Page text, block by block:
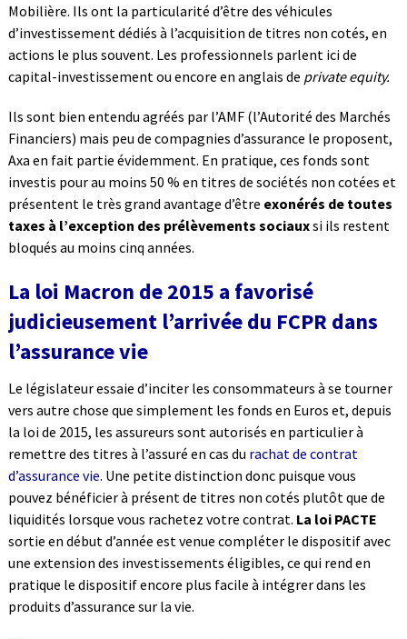
Mobilière. Ils ont la particularité d’être des véhicules
d’investissement dédiés à l’acquisition de titres non cotés, en
actions le plus souvent. Les professionnels parlent ici de
capital-investissement ou encore en anglais de private equity.
Ils sont bien entendu agréés par l’AMF (l’Autorité des Marchés
Financiers) mais peu de compagnies d’assurance le proposent,
Axa en fait partie évidemment. En pratique, ces fonds sont
investis pour au moins 50 % en titres de sociétés non cotées et
présentent le très grand avantage d’être exonérés de toutes
taxes à l’exception des prélèvements sociauxsi ils restent
bloqués au moins cinq années.
La loi Macron de 2015 a favorisé
judicieusement l’arrivée du FCPR dans
l’assurance vie
Le législateur essaie d’inciter les consommateurs à se tourner
vers autre chose que simplement les fonds en Euros et, depuis
la loi de 2015, les assureurs sont autorisés en particulier à
remettre des titres à l’assuré en cas du rachat de contrat
d’assurance vie. Une petite distinction donc puisque vous
pouvez bénéficier à présent de titres non cotés plutôt que de
liquidités lorsque vous rachetez votre contrat. La loi PACTE
sortie en début d’année est venue compléter le dispositif avec
une extension des investissements éligibles, ce qui rend en
pratique le dispositif encore plus facile à intégrer dans les
produits d’assurance sur la vie.